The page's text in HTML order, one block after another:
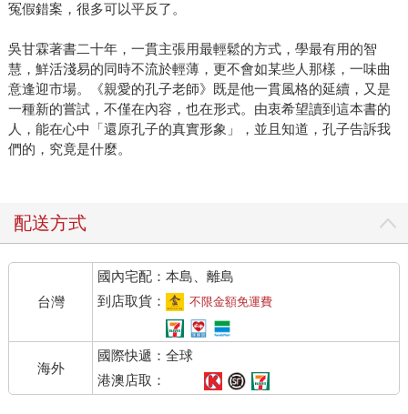
冤假錯案，很多可以平反了。
吳甘霖著書二十年，一貫主張用最輕鬆的方式，學最有用的智
慧，鮮活淺易的同時不流於輕薄，更不會如某些人那樣，一味曲
意逢迎市場。《親愛的孔子老師》既是他一貫風格的延續，又是
一種新的嘗試，不僅在內容，也在形式。由衷希望讀到這本書的
人，能在心中「還原孔子的真實形象」，並且知道，孔子告訴我
們的，究竟是什麼。
配送方式
台灣
國內宅配：本島、離島
到店取貨：
不限金額免運費
海外
國際快遞：全球
港澳店取：